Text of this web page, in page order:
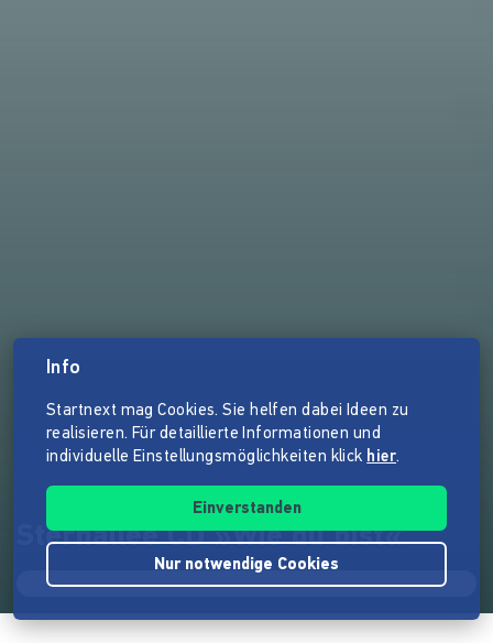
Sternallee CD »Wie du bist«
Info
Startnext mag Cookies. Sie helfen dabei Ideen zu
realisieren. Für detaillierte Informationen und
individuelle Einstellungsmöglichkeiten klick hier.
Einverstanden
Nur notwendige Cookies